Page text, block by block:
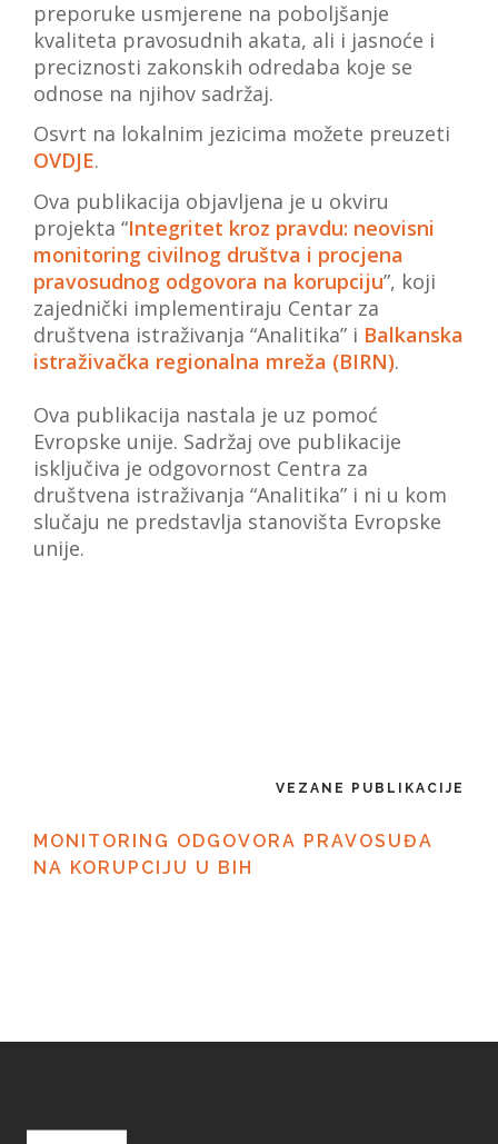
preporuke usmjerene na poboljšanje
kvaliteta pravosudnih akata, ali i jasnoće i
preciznosti zakonskih odredaba koje se
odnose na njihov sadržaj.
Osvrt na lokalnim jezicima možete preuzeti
OVDJE.
Ova publikacija objavljena je u okviru
projekta “Integritet kroz pravdu: neovisni
monitoring civilnog društva i procjena
pravosudnog odgovora na korupciju”, koji
zajednički implementiraju Centar za
društvena istraživanja “Analitika” i Balkanska
istraživačka regionalna mreža (BIRN).
Ova publikacija nastala je uz pomoć
Evropske unije. Sadržaj ove publikacije
isključiva je odgovornost Centra za
društvena istraživanja “Analitika” i ni u kom
slučaju ne predstavlja stanovišta Evropske
unije.
VEZANE PUBLIKACIJE
MONITORING ODGOVORA PRAVOSUĐA
NA KORUPCIJU U BIH